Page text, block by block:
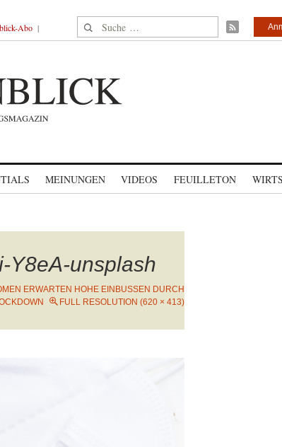
Abo Suche nach:
MEINUNGEN VIDEOS FEUILLETON
Y8eA-unsplash
ERWARTEN HOHE EINBUSSEN DURCH L
FULL RESOLUTION (620 × 413)